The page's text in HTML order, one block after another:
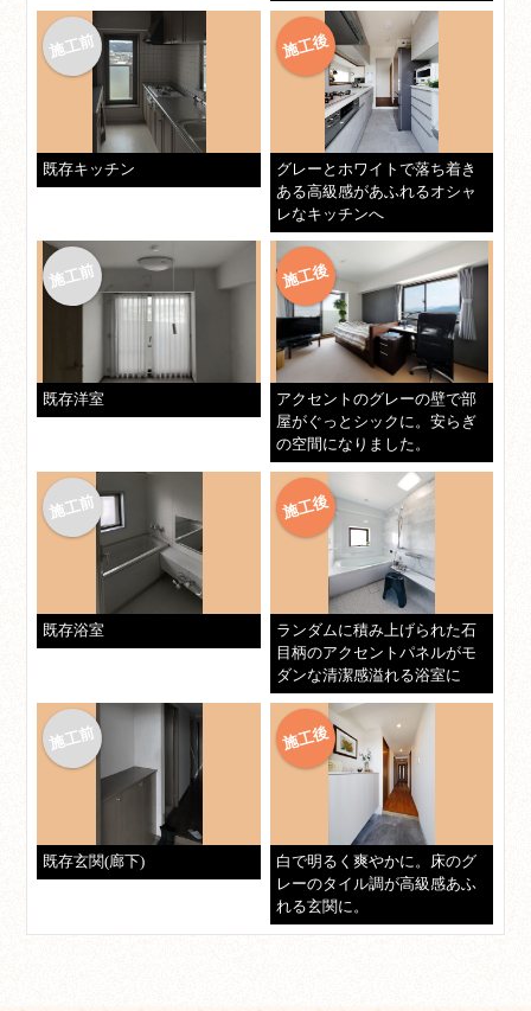
既存キッチン
グレーとホワイトで落ち着き
ある高級感があふれるオシャ
レなキッチンへ
既存洋室
アクセントのグレーの壁で部
屋がぐっとシックに。安らぎ
の空間になりました。
既存浴室
ランダムに積み上げられた石
目柄のアクセントパネルがモ
ダンな清潔感溢れる浴室に
既存玄関(廊下)
白で明るく爽やかに。床のグ
レーのタイル調が高級感あふ
れる玄関に。